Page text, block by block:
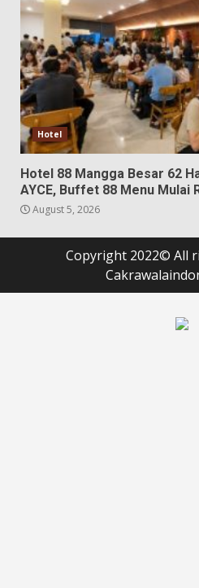
Hotel
Hotel 88 Mangga Besar 62
AYCE, Buffet 88 Menu Mulai
August 5, 2026
Copyright 2022© All